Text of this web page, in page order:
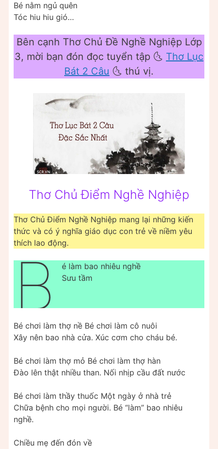
Bé nằm ngủ quên
Tóc hiu hiu gió…
Bên cạnh Thơ Chủ Đề Nghề Nghiệp Lớp
3, mời bạn đón đọc tuyển tập 🌜 Thơ Lục
Bát 2 Câu 🌜 thú vị.
Thơ Chủ Điểm Nghề Nghiệp
Thơ Chủ Điểm Nghề Nghiệp mang lại những kiến
thức và có ý nghĩa giáo dục con trẻ về niềm yêu
thích lao động.
B
é làm bao nhiêu nghề
Sưu tầm
Bé chơi làm thợ nề Bé chơi làm cô nuôi
Xây nên bao nhà cửa. Xúc cơm cho cháu bé.
Bé chơi làm thợ mỏ Bé chơi làm thợ hàn
Đào lên thật nhiều than. Nối nhịp cầu đất nước
Bé chơi làm thầy thuốc Một ngày ở nhà trẻ
Chữa bệnh cho mọi người. Bé “làm” bao nhiêu
nghề.
Chiều mẹ đến đón về